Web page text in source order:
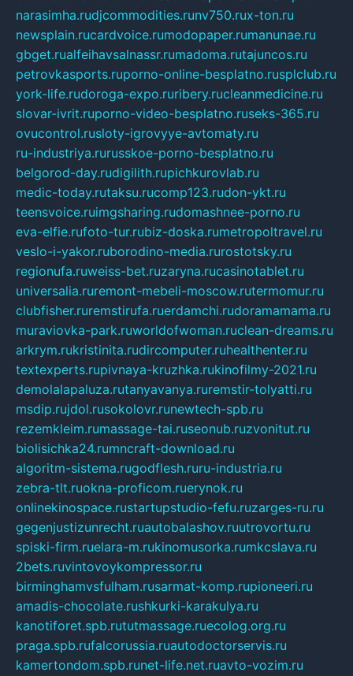
narasimha.rudjcommodities.runv750.rux-ton.ru
newsplain.rucardvoice.rumodopaper.rumanunae.ru
gbget.rualfeihavsalnassr.rumadoma.rutajuncos.ru
petrovkasports.ruporno-online-besplatno.rusplclub.ru
york-life.rudoroga-expo.ruribery.rucleanmedicine.ru
slovar-ivrit.ruporno-video-besplatno.ruseks-365.ru
ovucontrol.rusloty-igrovyye-avtomaty.ru
ru-industriya.rurusskoe-porno-besplatno.ru
belgorod-day.rudigilith.rupichkurovlab.ru
medic-today.rutaksu.rucomp123.rudon-ykt.ru
teensvoice.ruimgsharing.rudomashnee-porno.ru
eva-elfie.rufoto-tur.rubiz-doska.rumetropoltravel.ru
veslo-i-yakor.ruborodino-media.rurostotsky.ru
regionufa.ruweiss-bet.ruzaryna.rucasinotablet.ru
universalia.ruremont-mebeli-moscow.rutermomur.ru
clubfisher.ruremstirufa.ruerdamchi.rudoramamama.ru
muraviovka-park.ruworldofwoman.ruclean-dreams.ru
arkrym.rukristinita.rudircomputer.ruhealthenter.ru
textexperts.rupivnaya-kruzhka.rukinofilmy-2021.ru
demolalapaluza.rutanyavanya.ruremstir-tolyatti.ru
msdip.rujdol.rusokolovr.runewtech-spb.ru
rezemkleim.rumassage-tai.ruseonub.ruzvonitut.ru
biolisichka24.rumncraft-download.ru
algoritm-sistema.rugodflesh.ruru-industria.ru
zebra-tlt.ruokna-proficom.ruerynok.ru
onlinekinospace.rustartupstudio-fefu.ruzarges-ru.ru
gegenjustizunrecht.ruautobalashov.ruutrovortu.ru
spiski-firm.ruelara-m.rukinomusorka.rumkcslava.ru
2bets.ruvintovoykompressor.ru
birminghamvsfulham.rusarmat-komp.rupioneeri.ru
amadis-chocolate.rushkurki-karakulya.ru
kanotiforet.spb.rututmassage.ruecolog.org.ru
praga.spb.rufalcorussia.ruautodoctorservis.ru
kamertondom.spb.runet-life.net.ruavto-vozim.ru